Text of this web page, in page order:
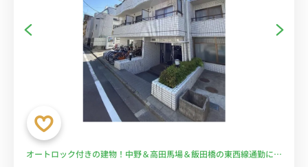
オートロック付きの建物！中野＆高田馬場＆飯田橋の東西線通勤にお